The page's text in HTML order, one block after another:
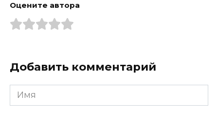
Оцените автора
Добавить комментарий
Имя
*